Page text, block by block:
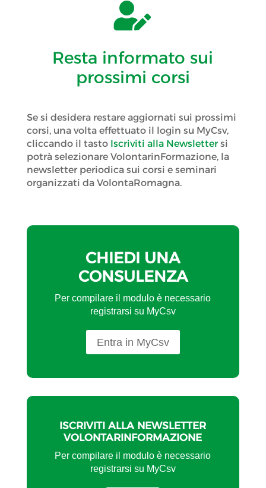

Resta informato sui
prossimi corsi
Se si desidera restare aggiornati sui prossimi
corsi, una volta effettuato il login su MyCsv,
cliccando il tasto Iscriviti alla Newslettersi
potrà selezionare VolontarinFormazione, la
newsletter periodica sui corsi e seminari
organizzati da VolontaRomagna.
CHIEDI UNA
CONSULENZA
Per compilare il modulo è necessario
registrarsi su MyCsv
Entra in MyCsv
ISCRIVITI ALLA NEWSLETTER
VOLONTARINFORMAZIONE
Per compilare il modulo è necessario
registrarsi su MyCsv